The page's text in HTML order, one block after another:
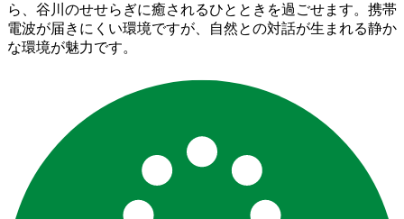
ら、谷川のせせらぎに癒されるひとときを過ごせます。携帯
電波が届きにくい環境ですが、自然との対話が生まれる静か
な環境が魅力です。